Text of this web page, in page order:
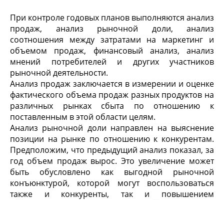
При контроле годовых планов выполняются анализ
продаж, анализ рыночной доли, анализ
соотношения между затратами на маркетинг и
объемом продаж, финансовый анализ, анализ
мнений потребителей и других участников
рыночной деятельности.
Анализ продаж заключается в измерении и оценке
фактического объема продаж разных продуктов на
различных рынках сбыта по отношению к
поставленным в этой области целям.
Анализ рыночной доли направлен на выяснение
позиции на рынке по отношению к конкурентам.
Предположим, что предыдущий анализ показал, за
год объем продаж вырос. Это увеличение может
быть обусловлено как выгодной рыночной
конъюнктурой, которой могут воспользоваться
также и конкуренты, так и повышением